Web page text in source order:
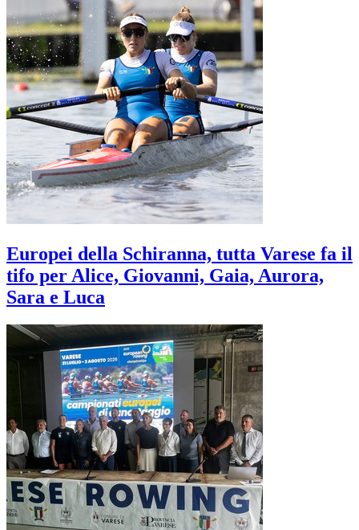
Europei della Schiranna, tutta Varese fa il
tifo per Alice, Giovanni, Gaia, Aurora,
Sara e Luca